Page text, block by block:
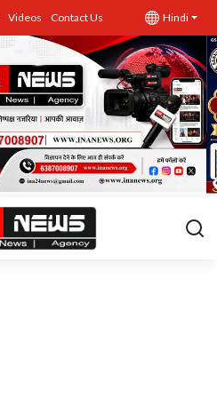
Videos Contact Us Hindi